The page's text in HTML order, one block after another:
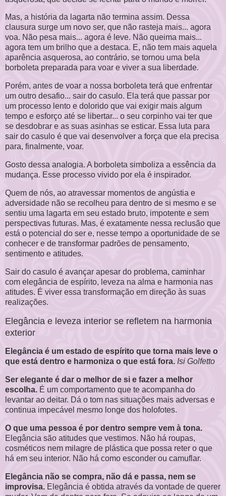
Mas, a história da lagarta não termina assim. Dessa
clausura surge um novo ser, que não rasteja mais... agora
voa. Não pesa mais... agora é leve. Não queima mais...
agora tem um brilho que a destaca. E, não tem mais aquela
aparência asquerosa, ao contrário, se tornou uma bela
borboleta preparada para voar e viver a sua liberdade.
Porém, antes de voar a nossa borboleta terá que enfrentar
um outro desafio... sair do casulo. Ela terá que passar por
um processo lento e dolorido que vai exigir mais algum
tempo e esforço até se libertar... o seu corpinho vai ter que
se desdobrar e as suas asinhas se esticar. Essa luta para
sair do casulo é que vai desenvolver a força que ela precisa
para, finalmente, voar.
Gosto dessa analogia. A borboleta simboliza a essência da
mudança. Esse processo vivido por ela é inspirador.
Quem de nós, ao atravessar momentos de angústia e
adversidade não se recolheu para dentro de si mesmo e se
sentiu uma lagarta em seu estado bruto, impotente e sem
perspectivas futuras. Mas, é exatamente nessa reclusão que
está o potencial do ser e, nesse tempo a oportunidade de se
conhecer e de transformar padrões de pensamento,
sentimento e atitudes.
Sair do casulo é avançar apesar do problema, caminhar
com elegância de espírito, leveza na alma e harmonia nas
atitudes. É viver essa transformação em direção às suas
realizações.
Elegância e leveza interior se refletem na harmonia
exterior
Elegância é um estado de espírito que torna mais leve o
que está dentro e harmoniza o que está fora. Isi Golfetto
Ser elegante é dar o melhor de si e fazer a melhor
escolha. É um comportamento que te acompanha do
levantar ao deitar. Dá o tom nas situações mais adversas e
continua impecável mesmo longe dos holofotes.
O que uma pessoa é por dentro sempre vem à tona.
Elegância são atitudes que vestimos. Não há roupas,
cosméticos nem milagre de plástica que possa reter o que
há em seu interior. Não há como esconder ou camuflar.
Elegância não se compra, não dá e passa, nem se
improvisa. Elegância é obtida através da vontade de querer